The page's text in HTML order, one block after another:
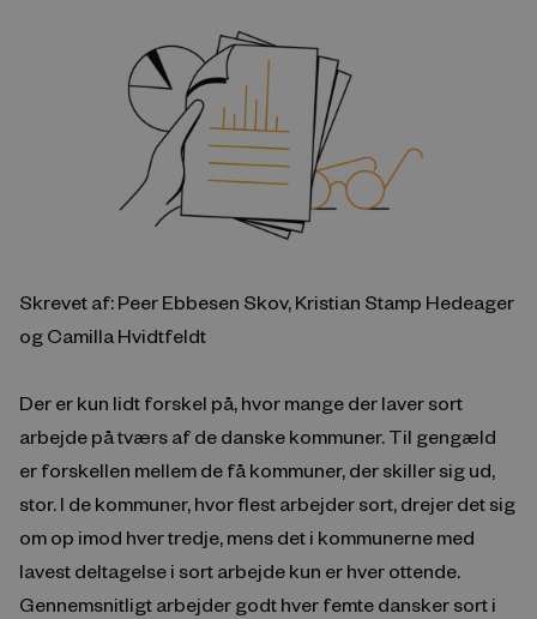
Skrevet af: Peer Ebbesen Skov, Kristian Stamp Hedeager
og Camilla Hvidtfeldt
Der er kun lidt forskel på, hvor mange der laver sort
arbejde på tværs af de danske kommuner. Til gengæld
er forskellen mellem de få kommuner, der skiller sig ud,
stor. I de kommuner, hvor flest arbejder sort, drejer det sig
om op imod hver tredje, mens det i kommunerne med
lavest deltagelse i sort arbejde kun er hver ottende.
Gennemsnitligt arbejder godt hver femte dansker sort i